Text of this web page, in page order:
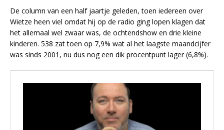
De column van een half jaartje geleden, toen iedereen over
Wietze heen viel omdat hij op de radio ging lopen klagen dat
het allemaal wel zwaar was, de ochtendshow en drie kleine
kinderen. 538 zat toen op 7,9% wat al het laagste maandcijfer
was sinds 2001, nu dus nog een dik procentpunt lager (6,8%).